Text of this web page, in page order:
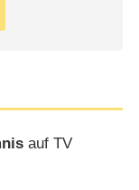
auf TV